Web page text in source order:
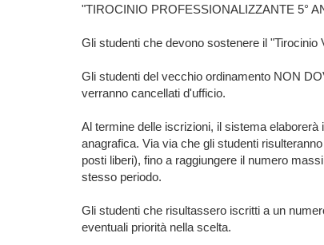
"TIROCINIO PROFESSIONALIZZANTE 5°
Gli studenti che devono sostenere il
Gli studenti del vecchio ordinamento NON
verranno cancellati d'ufficio.
Al termine delle iscrizioni, il sistema
anagrafica. Via via che gli studenti
posti liberi), fino a raggiungere il numero
stesso periodo.
Gli studenti che risultassero iscritti a un
eventuali priorità nella scelta.